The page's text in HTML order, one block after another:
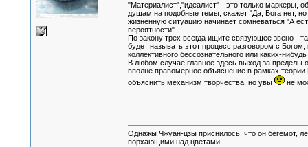
"Материалист","идеалист" - это только маркеры,
душам на подобные темы, скажет "Да, Бога нет,
жизненную ситуацию начинает сомневаться "А
вероятности".
По закону трех всегда ищите связующее звено -
будет называть этот процесс разговором с
коллективного бессознательного или каких-
В любом случае главное здесь выход за
вполне правомерное объяснение в рамках
объяснить механизм творчества, но увы
не
Однажы Чжуан-цзы приснилось, что он бегемот,
порхающими над цветами.